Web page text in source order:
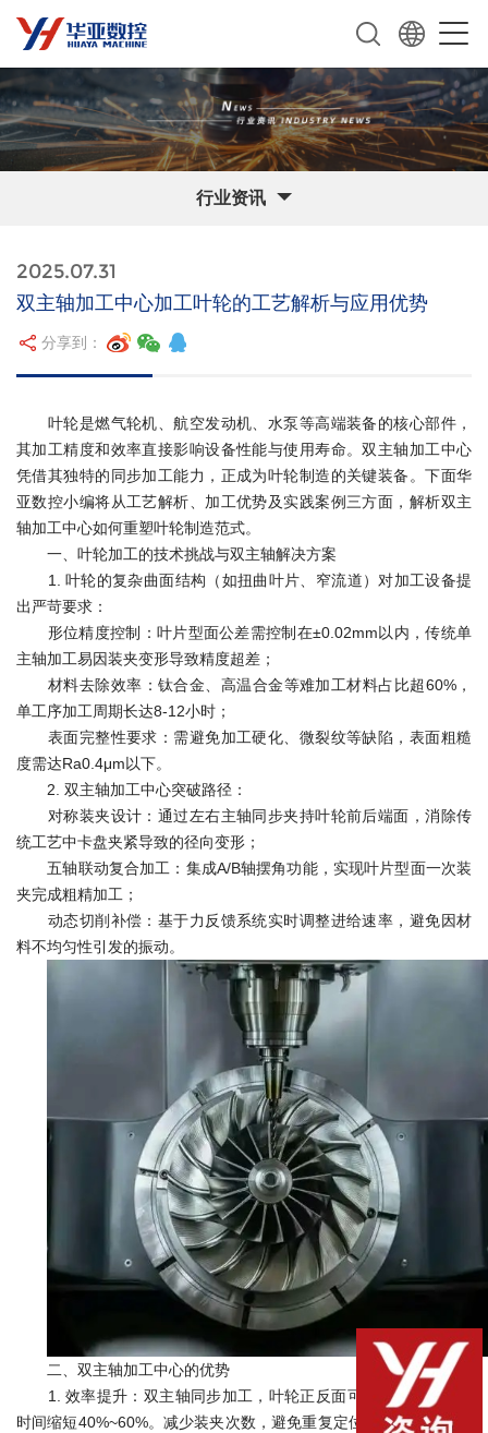
行业资讯
2025.07.31
双主轴加工中心加工叶轮的工艺解析与应用优势​
分享到：
叶轮是燃气轮机、航空发动机、水泵等高端装备的核心部件，
其加工精度和效率直接影响设备性能与使用寿命。双主轴加工中心
凭借其独特的同步加工能力，正成为叶轮制造的关键装备。下面华
亚数控小编将从工艺解析、加工优势及实践案例三方面，解析双主
轴加工中心如何重塑叶轮制造范式。
一、叶轮加工的技术挑战与双主轴解决方案
1. 叶轮的复杂曲面结构（如扭曲叶片、窄流道）对加工设备提
出严苛要求：
形位精度控制：叶片型面公差需控制在±0.02mm以内，传统单
主轴加工易因装夹变形导致精度超差；
材料去除效率：钛合金、高温合金等难加工材料占比超60%，
单工序加工周期长达8-12小时；
表面完整性要求：需避免加工硬化、微裂纹等缺陷，表面粗糙
度需达Ra0.4μm以下。
2. 双主轴加工中心突破路径：
对称装夹设计：通过左右主轴同步夹持叶轮前后端面，消除传
统工艺中卡盘夹紧导致的径向变形；
五轴联动复合加工：集成A/B轴摆角功能，实现叶片型面一次装
夹完成粗精加工；
动态切削补偿：基于力反馈系统实时调整进给速率，避免因材
料不均匀性引发的振动。
二、双主轴加工中心的优势
1. 效率提升： 双主轴同步加工，叶轮正反面可同时完成，加工
时间缩短40%~60%。减少装夹次数，避免重复定位误差，提高一致